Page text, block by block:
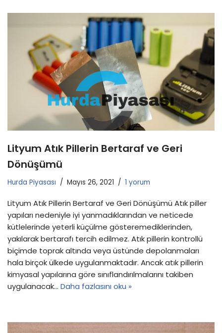
Lityum Atık Pillerin Bertaraf ve Geri
Dönüşümü
Hurda Piyasası Mayıs 26, 2021 1 yorum
Lityum Atık Pillerin Bertaraf ve Geri Dönüşümü Atık piller
yapıları nedeniyle iyi yanmadıklarından ve neticede
kütlelerinde yeterli küçülme gösteremediklerinden,
yakılarak bertarafı tercih edilmez. Atık pillerin kontrollü
biçimde toprak altında veya üstünde depolanmaları
hala birçok ülkede uygulanmaktadır. Ancak atık pillerin
kimyasal yapılarına göre sınıflandırılmalarını takiben
uygulanacak… Daha fazlasını oku »